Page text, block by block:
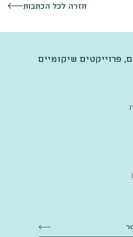
חזרה לכל הכתבות
פרוייקטים שיקומיים